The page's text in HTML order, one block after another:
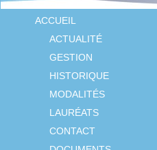
ACCUEIL
ACTUALITÉ
GESTION
HISTORIQUE
MODALITÉS
LAURÉATS
CONTACT